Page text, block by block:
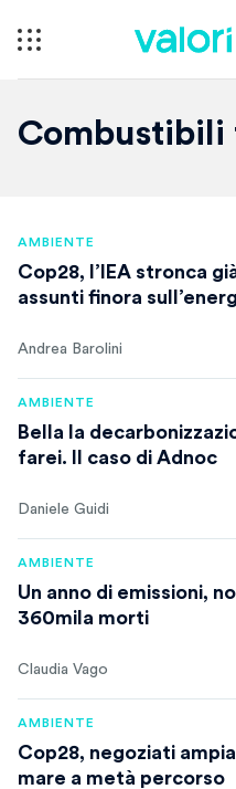
Combustibili
AMBIENTE
Cop28, l’IEA stronca
assunti finora
Andrea Barolini
AMBIENTE
Bella la
farei. Il caso di Adnoc
Daniele Guidi
AMBIENTE
Un anno di emissioni,
360mila morti
Claudia Vago
AMBIENTE
Cop28, negoziati
mare a metà percorso